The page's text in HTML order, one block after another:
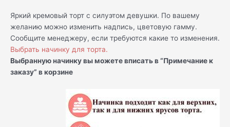
Яркий кремовый торт с силуэтом девушки. По вашему
желанию можно изменить надпись, цветовую гамму.
Сообщите менеджеру, если требуются какие то изменения.
Выбрать начинку для торта.
Выбранную начинку вы можете вписать в “Примечание к
заказу” в корзине